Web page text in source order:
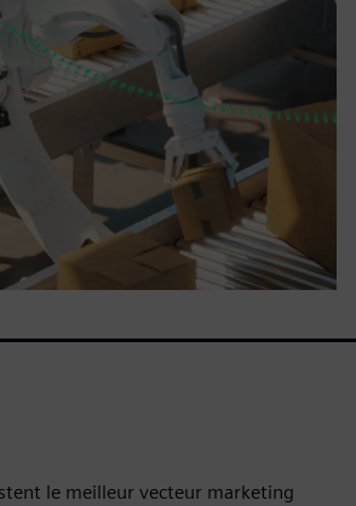
le meilleur vecteur marketing